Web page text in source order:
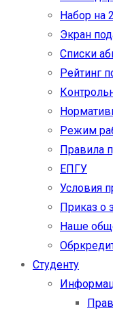
Набор на
Экран
Cписки
Рейтинг
Режим
Правила
ЕПГУ
Условия
Приказ о
Наше
Студенту